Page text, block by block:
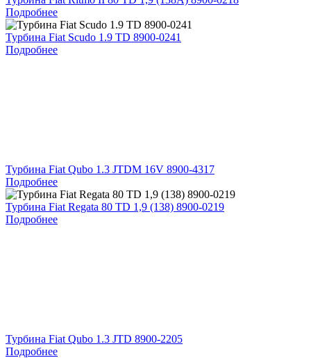
Подробнее
Турбина Fiat Scudo 1.9 TD 8900-0241
Подробнее
Турбина Fiat Qubo 1.3 JTDM 16V 8900-4317
Подробнее
Турбина Fiat Regata 80 TD 1,9 (138) 8900-0219
Подробнее
Турбина Fiat Qubo 1.3 JTD 8900-2205
Подробнее